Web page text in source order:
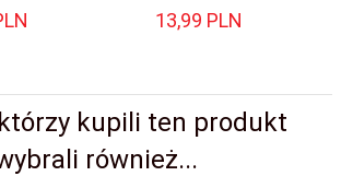
13,99 PLN
kupili ten produkt
również...